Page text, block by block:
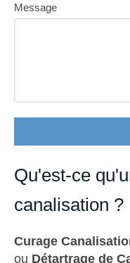
Message
Qu'est-ce
canalisation ?
Curage
ou Détartrage de